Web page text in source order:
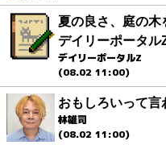
夏の良さ、庭の木
デイリーポータル
デイリーポータルZ
(08.02 11:00)
おもしろいって言
林雄司
(08.02 11:00)